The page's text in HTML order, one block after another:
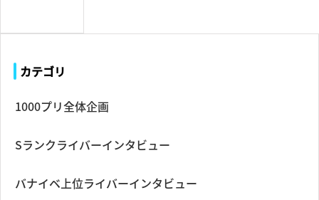
カテゴリ
1000プリ全体企画
Sランクライバーインタビュー
バナイベ上位ライバーインタビュー